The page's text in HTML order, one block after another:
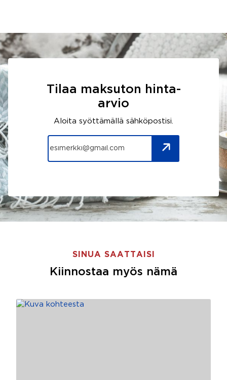
Tilaa maksuton hinta-
arvio
Aloita syöttämällä sähköpostisi.
SINUA SAATTAISI
Kiinnostaa myös nämä